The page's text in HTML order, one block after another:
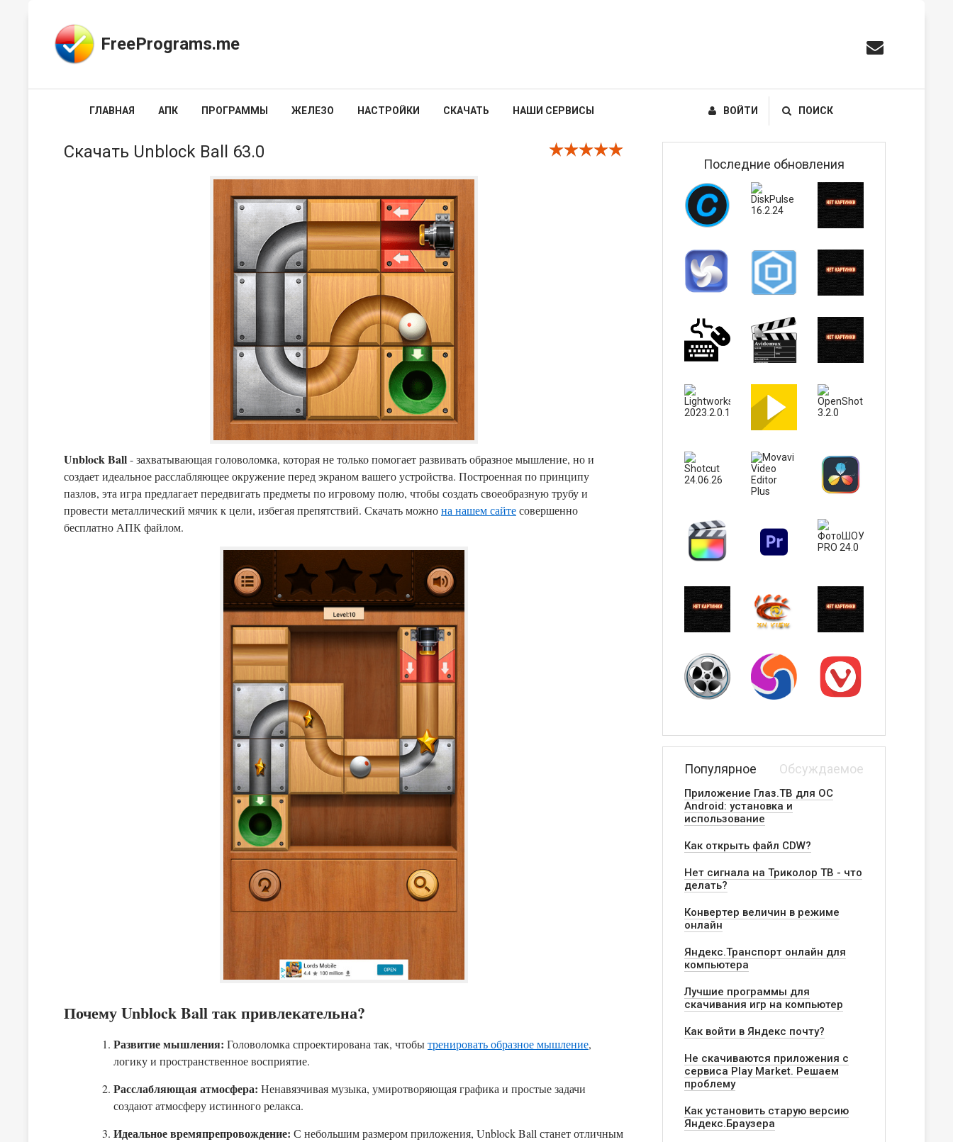
FreePrograms.me
ГЛАВНАЯ АПК ПРОГРАММЫ ЖЕЛЕЗО НАСТРОЙКИ СКАЧАТЬ НАШИ СЕРВИСЫ ВОЙТИ ПОИСК
Скачать Unblock Ball 63.0
Unblock Ball- захватывающая головоломка, которая не только помогает развивать образное мышление, но и
создает идеальное расслабляющее окружение перед экраном вашего устройства. Построенная по принципу
пазлов, эта игра предлагает передвигать предметы по игровому полю, чтобы создать своеобразную трубу и
провести металлический мячик к цели, избегая препятствий. Скачать можнона нашем сайтесовершенно
бесплатно АПК файлом.
Почему Unblock Ball так привлекательна?
Развитие мышления: Головоломка спроектирована так, чтобытренировать образное мышление,
логику и пространственное восприятие.
Расслабляющая атмосфера: Ненавязчивая музыка, умиротворяющая графика и простые задачи
создают атмосферу истинного релакса.
Идеальное времяпрепровождение: С небольшим размером приложения, Unblock Ball станет отличным
Последние обновления
Популярное Обсуждаемое
Приложение Глаз.ТВ для ОС
Android: установка и
использование
Как открыть файл CDW?
Нет сигнала на Триколор ТВ - что
делать?
Конвертер величин в режиме
онлайн
Яндекс.Транспорт онлайн для
компьютера
Лучшие программы для
скачивания игр на компьютер
Как войти в Яндекс почту?
Не скачиваются приложения с
сервиса Play Market. Решаем
проблему
Как установить старую версию
Яндекс.Браузера